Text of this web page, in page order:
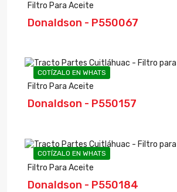
Filtro Para Aceite
Donaldson - P550067
COTÍZALO EN WHATS
Filtro Para Aceite
Donaldson - P550157
COTÍZALO EN WHATS
Filtro Para Aceite
Donaldson - P550184